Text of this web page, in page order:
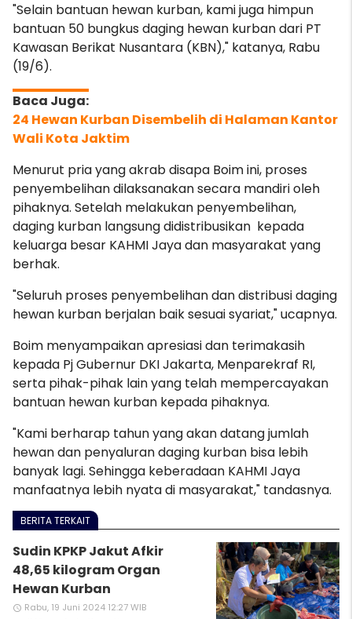
"Selain bantuan hewan kurban, kami juga himpun
bantuan 50 bungkus daging hewan kurban dari PT
Kawasan Berikat Nusantara (KBN)," katanya, Rabu
(19/6).
24 Hewan Kurban Disembelih di Halaman Kantor
Wali Kota Jaktim
Menurut pria yang akrab disapa Boim ini, proses
penyembelihan dilaksanakan secara mandiri oleh
pihaknya. Setelah melakukan penyembelihan,
daging kurban langsung didistribusikan kepada
keluarga besar KAHMI Jaya dan masyarakat yang
berhak.
"Seluruh proses penyembelihan dan distribusi daging
hewan kurban berjalan baik sesuai syariat," ucapnya.
Boim menyampaikan apresiasi dan terimakasih
kepada Pj Gubernur DKI Jakarta, Menparekraf RI,
serta pihak-pihak lain yang telah mempercayakan
bantuan hewan kurban kepada pihaknya.
"Kami berharap tahun yang akan datang jumlah
hewan dan penyaluran daging kurban bisa lebih
banyak lagi. Sehingga keberadaan KAHMI Jaya
manfaatnya lebih nyata di masyarakat," tandasnya.
BERITA TERKAIT
Sudin KPKP Jakut Afkir
48,65 kilogram Organ
Hewan Kurban
access_time Rabu, 19 Juni 2024 12:27 WIB